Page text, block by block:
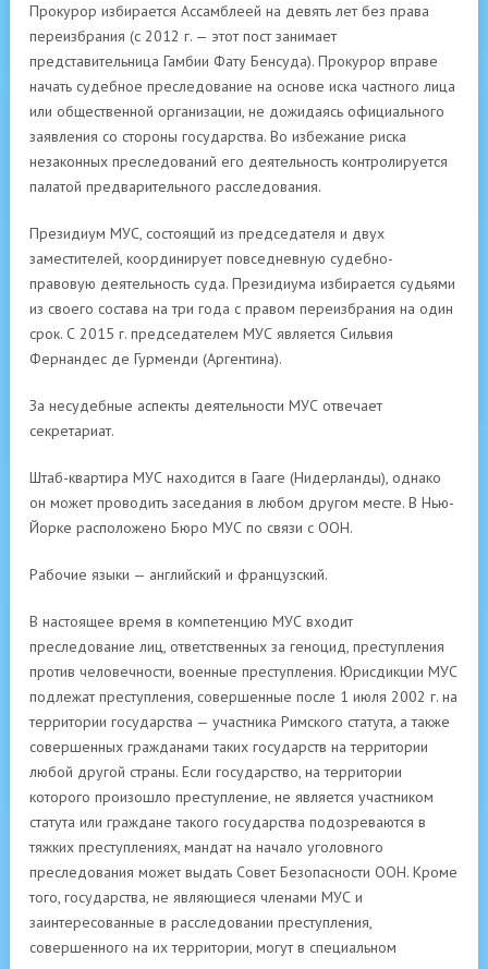
Прокурор избирается Ассамблеей на девять лет без права
переизбрания (с 2012 г. — этот пост занимает
представительница Гамбии Фату Бенсуда). Прокурор вправе
начать судебное преследование на основе иска частного лица
или общественной организации, не дожидаясь официального
заявления со стороны государства. Во избежание риска
незаконных преследований его деятельность контролируется
палатой предварительного расследования.
Президиум МУС, состоящий из председателя и двух
заместителей, координирует повседневную судебно-
правовую деятельность суда. Президиума избирается судьями
из своего состава на три года с правом переизбрания на один
срок. С 2015 г. председателем МУС является Сильвия
Фернандес де Гурменди (Аргентина).
За несудебные аспекты деятельности МУС отвечает
секретариат.
Штаб-квартира МУС находится в Гааге (Нидерланды), однако
он может проводить заседания в любом другом месте. В Нью-
Йорке расположено Бюро МУС по связи с ООН.
Рабочие языки — английский и французский.
В настоящее время в компетенцию МУС входит
преследование лиц, ответственных за геноцид, преступления
против человечности, военные преступления. Юрисдикции МУС
подлежат преступления, совершенные после 1 июля 2002 г. на
территории государства — участника Римского статута, а также
совершенных гражданами таких государств на территории
любой другой страны. Если государство, на территории
которого произошло преступление, не является участником
статута или граждане такого государства подозреваются в
тяжких преступлениях, мандат на начало уголовного
преследования может выдать Совет Безопасности ООН. Кроме
того, государства, не являющиеся членами МУС и
заинтересованные в расследовании преступления,
совершенного на их территории, могут в специальном